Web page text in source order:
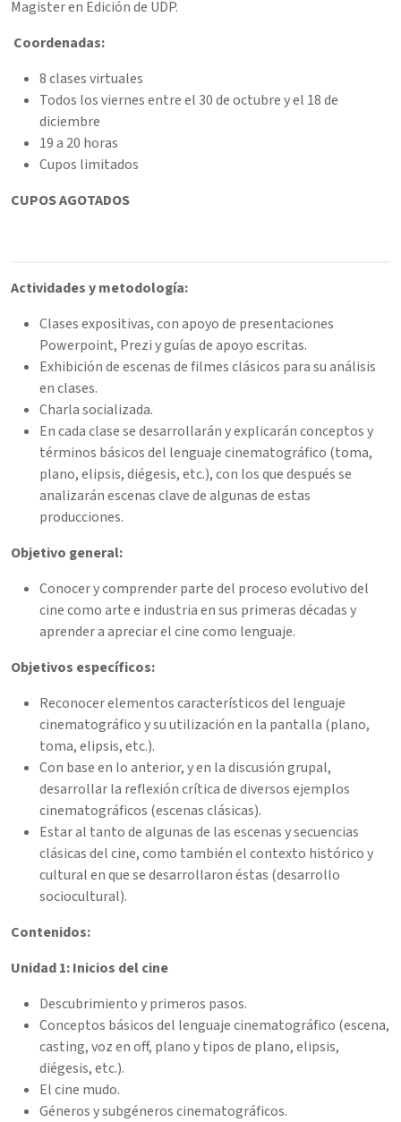
Magister en Edición de UDP.
Coordenadas:
8 clases virtuales
Todos los viernes entre el 30 de octubre y el 18 de
diciembre
19 a 20 horas
Cupos limitados
CUPOS AGOTADOS
Actividades y metodología:
Clases expositivas, con apoyo de presentaciones
Powerpoint, Prezi y guías de apoyo escritas.
Exhibición de escenas de filmes clásicos para su análisis
en clases.
Charla socializada.
En cada clase se desarrollarán y explicarán conceptos y
términos básicos del lenguaje cinematográfico (toma,
plano, elipsis, diégesis, etc.), con los que después se
analizarán escenas clave de algunas de estas
producciones.
Objetivo general:
Conocer y comprender parte del proceso evolutivo del
cine como arte e industria en sus primeras décadas y
aprender a apreciar el cine como lenguaje.
Objetivos específicos:
Reconocer elementos característicos del lenguaje
cinematográfico y su utilización en la pantalla (plano,
toma, elipsis, etc.).
Con base en lo anterior, y en la discusión grupal,
desarrollar la reflexión crítica de diversos ejemplos
cinematográficos (escenas clásicas).
Estar al tanto de algunas de las escenas y secuencias
clásicas del cine, como también el contexto histórico y
cultural en que se desarrollaron éstas (desarrollo
sociocultural).
Contenidos:
Unidad 1: Inicios del cine
Descubrimiento y primeros pasos.
Conceptos básicos del lenguaje cinematográfico (escena,
casting, voz en off, plano y tipos de plano, elipsis,
diégesis, etc.).
El cine mudo.
Géneros y subgéneros cinematográficos.